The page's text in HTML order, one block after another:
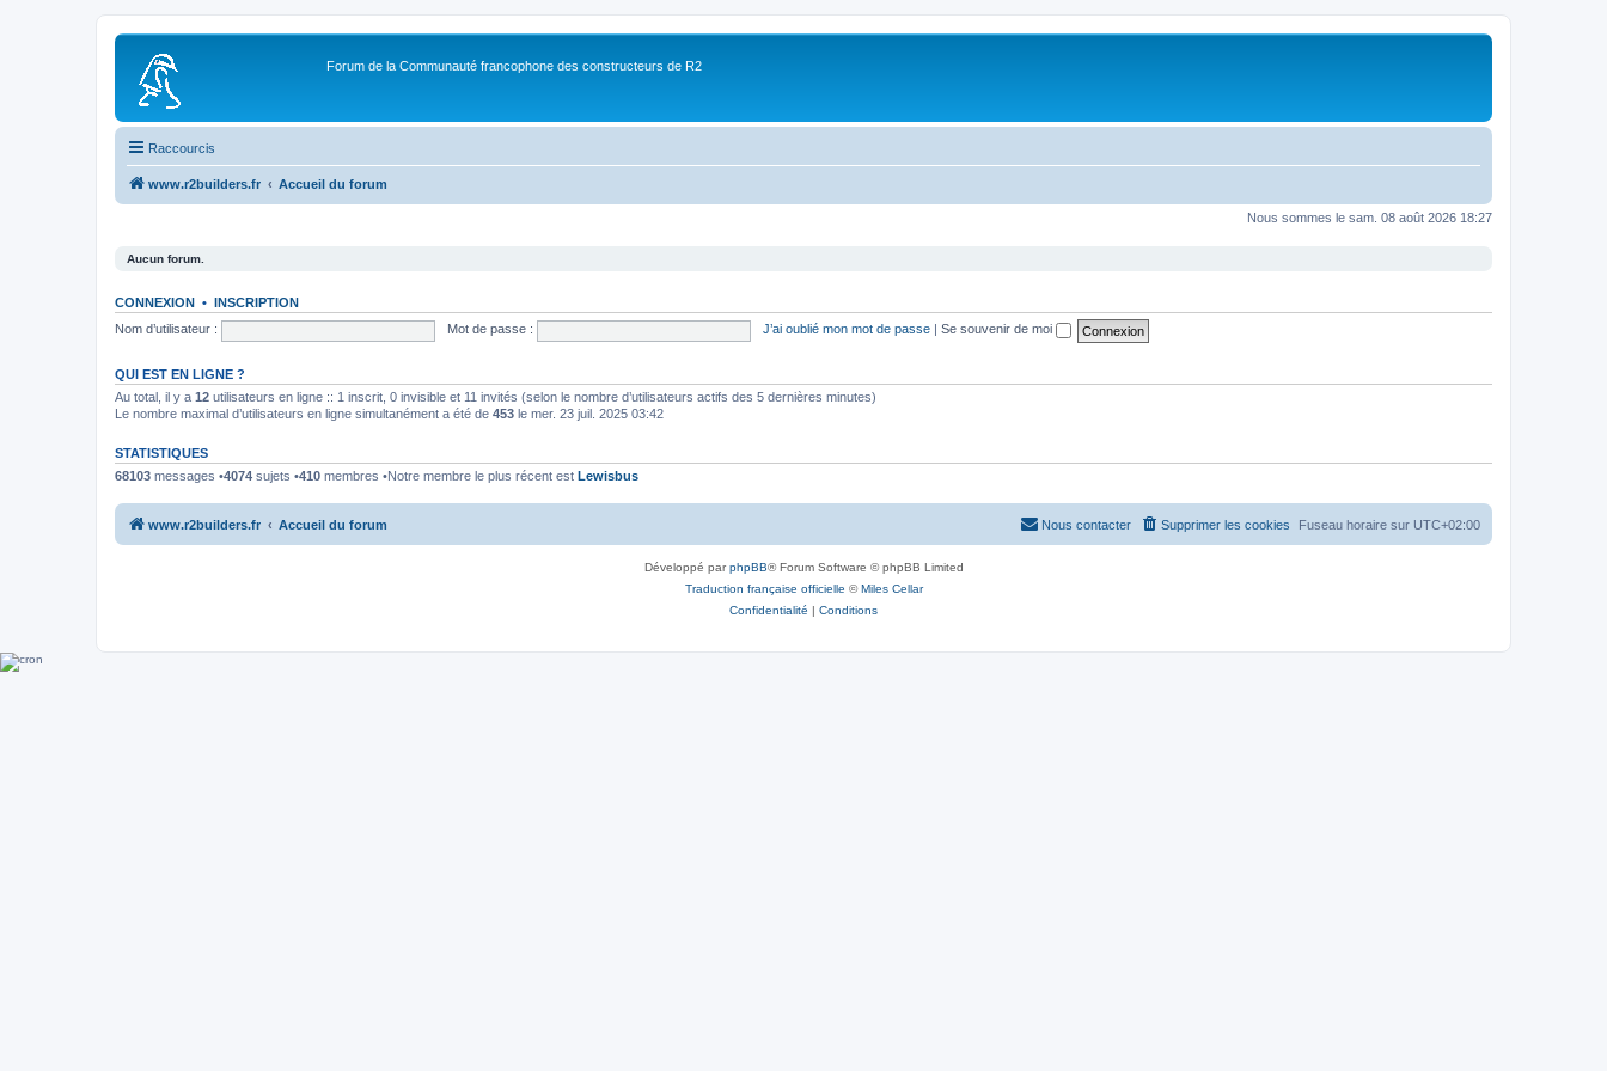
Forum de la Communauté francophone des constructeurs de R2
Raccourcis
www.r2builders.fr Accueil du forum
Nous sommes le sam. 08 août 2026 18:27
Aucun forum.
CONNEXION • INSCRIPTION
Nom d’utilisateur :
Mot de passe : J’ai oublié mon mot de passe Se souvenir de moi
QUI EST EN LIGNE ?
Au total, il y a 12 utilisateurs en ligne :: 1 inscrit, 0 invisible et 11 invités (selon le nombre d’utilisateurs actifs des 5 dernières minutes)
Le nombre maximal d’utilisateurs en ligne simultanément a été de 453 le mer. 23 juil. 2025 03:42
STATISTIQUES
68103 messages •4074 sujets •410 membres •Notre membre le plus récent est Lewisbus
www.r2builders.fr Accueil du forum Fuseau horaire sur UTC+02:00
Supprimer les cookies
Nous contacter
Développé parphpBB® Forum Software © phpBB Limited
Traduction française officielle ©Miles Cellar
Confidentialité | Conditions